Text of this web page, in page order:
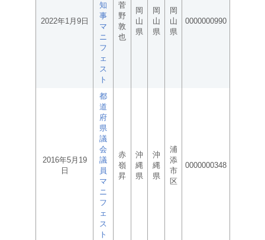
2022年1月9日
知
事
マ
ニ
フ
ェ
ス
ト
菅
野
敦
也
岡
山
県
岡
山
県
岡
山
県
0000000990
2016年5月19
日
都
道
府
県
議
会
議
員
マ
ニ
フ
ェ
ス
ト
赤
嶺
昇
沖
縄
県
沖
縄
県
浦
添
市
区
0000000348